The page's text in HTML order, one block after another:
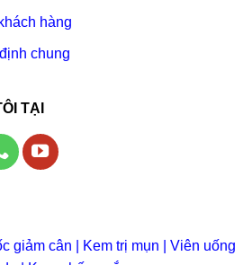
hàng
chung
TẠI
giảm cân Kem trị mụn
Viên uống